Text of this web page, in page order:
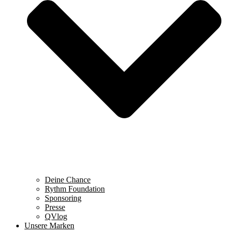
Deine Chance
Rythm Foundation
Sponsoring
Presse
QVlog
Unsere Marken